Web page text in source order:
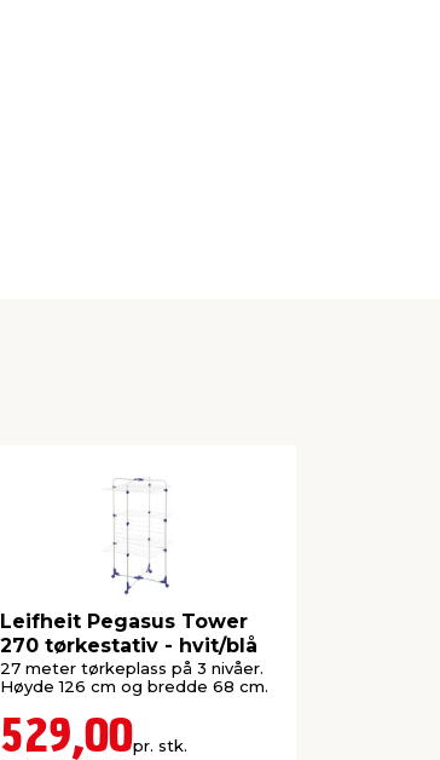
Leifheit Pegasus Tower
270 tørkestativ - hvit/blå
27 meter tørkeplass på 3 nivåer.
Høyde 126 cm og bredde 68 cm.
529,00pr. stk.